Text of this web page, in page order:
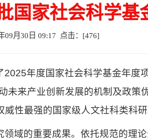
国家社会科学基
09月30日 09:17 点击：[476]
年度国家社会科学基金年度
未来产业创新发展的机制及政策
性最强的国家级人文社科类科研
域的重要成果。依托规范的理